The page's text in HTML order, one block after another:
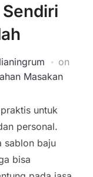
on
Masakan
untuk
personal.
sablon baju
bisa